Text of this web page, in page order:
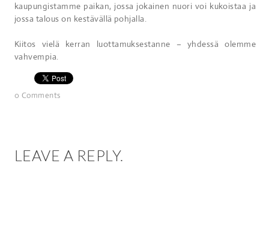
kaupungistamme paikan, jossa jokainen nuori voi kukoistaa ja
jossa talous on kestävällä pohjalla.
Kiitos vielä kerran luottamuksestanne – yhdessä olemme
vahvempia.
0 Comments
LEAVE A REPLY.